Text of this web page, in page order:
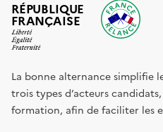
RÉPUBLIQUE
FRANÇAISE
La bonne alternance simplifie
trois types d’acteurs
formation, afin de faciliter les